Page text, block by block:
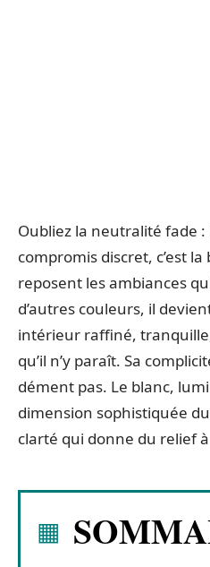
Oubliez la neutralité fade :
compromis discret, c’est
reposent les ambiances
d’autres couleurs, il
intérieur raffiné,
qu’il n’y paraît. Sa
dément pas. Le blanc,
dimension sophistiquée
clarté qui donne du relief